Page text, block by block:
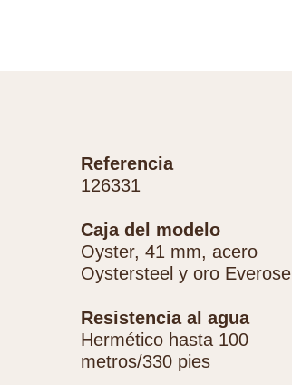
Referencia
126331
Caja del modelo
Oyster, 41 mm, acero
Oystersteel y oro Everose
Resistencia al agua
Hermético hasta 100
metros/330 pies